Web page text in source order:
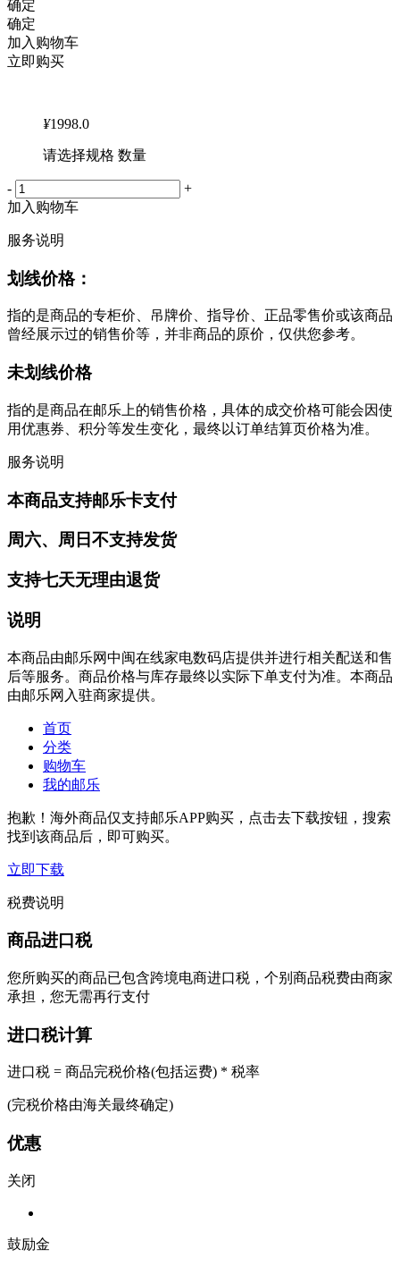
确定
确定
加入购物车
立即购买
¥1998.0
请选择规格 数量
-
+
加入购物车
服务说明
划线价格：
指的是商品的专柜价、吊牌价、指导价、正品零售价或该商品
曾经展示过的销售价等，并非商品的原价，仅供您参考。
未划线价格
指的是商品在邮乐上的销售价格，具体的成交价格可能会因使
用优惠券、积分等发生变化，最终以订单结算页价格为准。
服务说明
本商品支持邮乐卡支付
周六、周日不支持发货
支持七天无理由退货
说明
本商品由邮乐网中闽在线家电数码店提供并进行相关配送和售
后等服务。商品价格与库存最终以实际下单支付为准。本商品
由邮乐网入驻商家提供。
首页
分类
购物车
我的邮乐
抱歉！海外商品仅支持邮乐APP购买，点击去下载按钮，搜索
找到该商品后，即可购买。
立即下载
税费说明
商品进口税
您所购买的商品已包含跨境电商进口税，个别商品税费由商家
承担，您无需再行支付
进口税计算
进口税 = 商品完税价格(包括运费) * 税率
(完税价格由海关最终确定)
优惠
关闭
鼓励金